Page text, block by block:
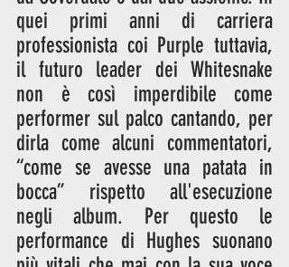
quei primi anni di carriera
professionista coi Purple tuttavia,
il futuro leader dei Whitesnake
non è così imperdibile come
performer sul palco cantando, per
dirla come alcuni commentatori,
“come se avesse una patata in
bocca” rispetto all'esecuzione
negli album. Per questo le
performance di Hughes suonano